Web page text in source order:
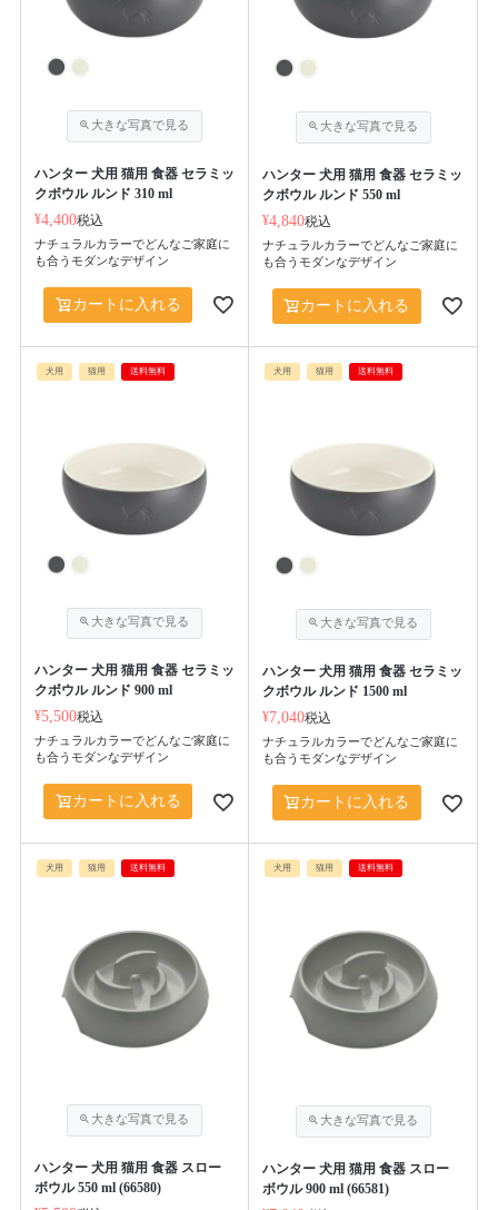
ハンター 犬用 猫用 食器 セラミッ
クボウル ルンド 310 ml
¥4,400税込
ナチュラルカラーでどんなご家庭に
も合うモダンなデザイン
カートに入れる
ハンター 犬用 猫用 食器 セラミッ
クボウル ルンド 550 ml
¥4,840税込
ナチュラルカラーでどんなご家庭に
も合うモダンなデザイン
カートに入れる
犬用 猫用 送料無料
ハンター 犬用 猫用 食器 セラミッ
クボウル ルンド 900 ml
¥5,500税込
ナチュラルカラーでどんなご家庭に
も合うモダンなデザイン
カートに入れる
犬用 猫用 送料無料
ハンター 犬用 猫用 食器 セラミッ
クボウル ルンド 1500 ml
¥7,040税込
ナチュラルカラーでどんなご家庭に
も合うモダンなデザイン
カートに入れる
犬用 猫用 送料無料
ハンター 犬用 猫用 食器 スロー
ボウル 550 ml (66580)
犬用 猫用 送料無料
ハンター 犬用 猫用 食器 スロー
ボウル 900 ml (66581)